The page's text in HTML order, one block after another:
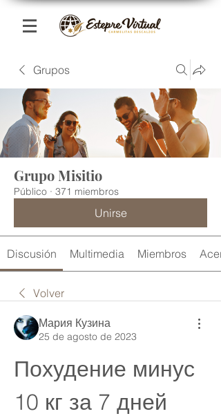
Grupos
Grupo Misitio
Público · 371 miembros
Unirse
Discusión Multimedia Miembros
Volver
Мария Кузина
25 de agosto de 2023
Похудение минус
10 кг за 7 дней